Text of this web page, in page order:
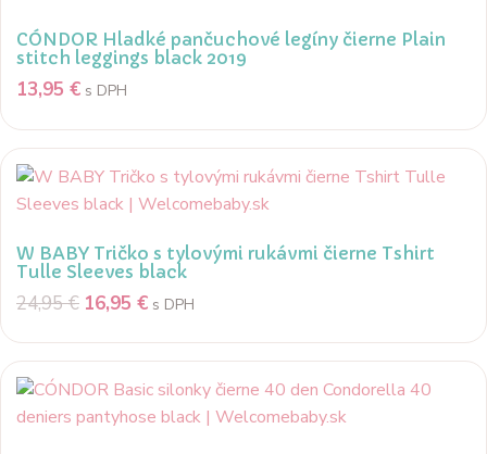
CÓNDOR Hladké pančuchové legíny čierne Plain
stitch leggings black 2019
13,95 € s DPH
W BABY Tričko s tylovými rukávmi čierne Tshirt
Tulle Sleeves black
24,95€ 16,95 € s DPH